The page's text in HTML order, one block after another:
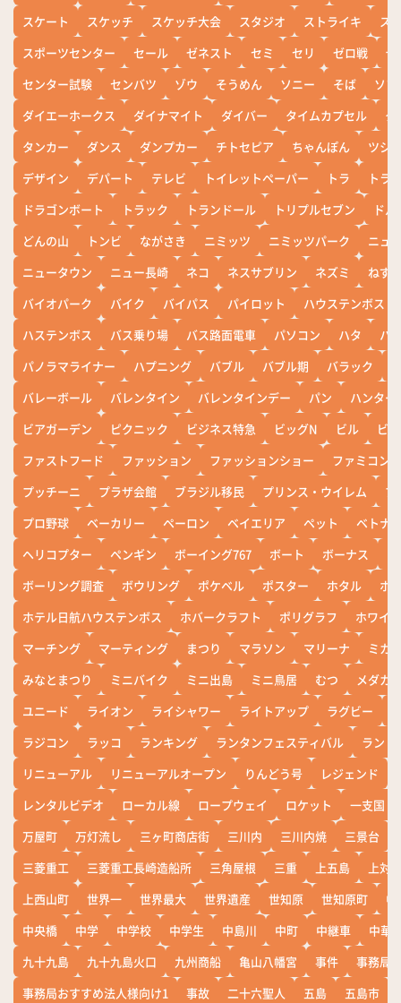
スケート
スケッチ スケッチ大会 スタジオ ストライキ
ス
スポーツセンター
セール ゼネスト セミ セリ ゼロ戦
ぜ
センター試験
センバツ ゾウ そうめん ソニー そば
ソ
ダイエーホークス
ダイナマイト ダイバー タイムカプセル
タ
タンカー
ダンス ダンプカー チトセピア ちゃんぽん
ツシ
デザイン
デパート テレビ トイレットペーパー トラ
トラ
ドラゴンボート
トラック トランドール トリプルセブン
ド
どんの山
トンビ ながさき ニミッツ ニミッツパーク
ニュ
ニュータウン
ニュー長崎 ネコ ネスサブリン ネズミ
ねず
バイオパーク
バイク バイパス パイロット
ハウステンボス
ハステンボス
バス乗り場 バス路面電車 パソコン ハタ
ハ
パノラマライナー
ハプニング バブル バブル期 バラック
バレーボール
バレンタイン バレンタインデー パン
ハンター
ビアガーデン
ピクニック ビジネス特急 ビッグN ビル
ビワ
ファストフード
ファッション ファッションショー
ファミコン
プッチーニ
プラザ会館 ブラジル移民 プリンス・ウイレム
ブ
プロ野球
ベーカリー ペーロン ベイエリア ペット
ベトナ
ヘリコプター
ペンギン ボーイング767 ボート ボーナス
ボーリング調査
ボウリング ポケベル ポスター ホタル
ホ
ホテル日航ハウステンボス
ホバークラフト ポリグラフ
ホワイ
マーチング
マーティング まつり マラソン マリーナ
ミカ
みなとまつり
ミニバイク ミニ出島 ミニ鳥居 むつ
メダカ
ユニード
ライオン ライシャワー ライトアップ ラグビー
ラジコン
ラッコ ランキング ランタンフェスティバル
ランド
リニューアル
リニューアルオープン りんどう号 レジェンド
レンタルビデオ
ローカル線 ロープウェイ ロケット
一支国
万屋町
万灯流し 三ヶ町商店街 三川内 三川内焼 三景台
三菱重工
三菱重工長崎造船所 三角屋根 三重 上五島
上対
上西山町
世界一 世界最大 世界遺産 世知原 世知原町
中
中央橋
中学 中学校 中学生 中島川 中町 中継車
中華
九十九島
九十九島火口 九州商船 亀山八幡宮 事件
事務局
事務局おすすめ法人様向け1
事故 二十六聖人 五島 五島市